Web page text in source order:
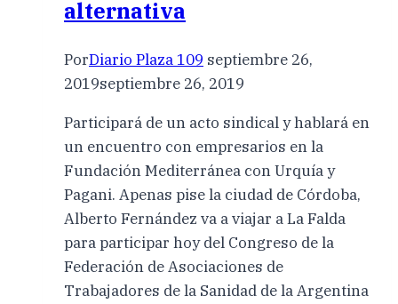
alternativa
PorDiario Plaza 109 septiembre 26,
2019septiembre 26, 2019
Participará de un acto sindical y hablará en
un encuentro con empresarios en la
Fundación Mediterránea con Urquía y
Pagani. Apenas pise la ciudad de Córdoba,
Alberto Fernández va a viajar a La Falda
para participar hoy del Congreso de la
Federación de Asociaciones de
Trabajadores de la Sanidad de la Argentina